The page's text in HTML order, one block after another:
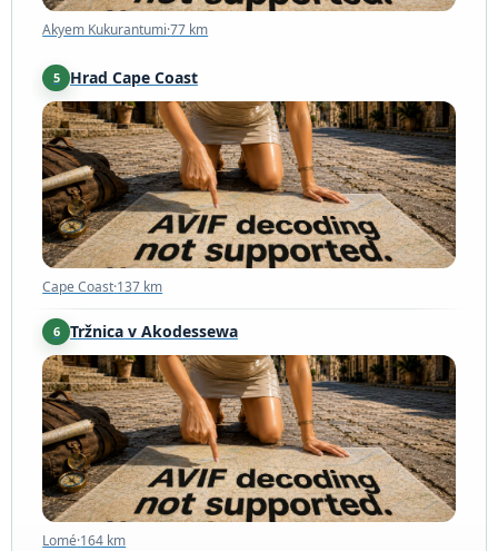
Akyem Kukurantumi·77 km
5 Hrad Cape Coast
Cape Coast·137 km
Cape Coast·137 km
6 Tržnica v Akodessewa
Lomé·164 km
Lomé·164 km